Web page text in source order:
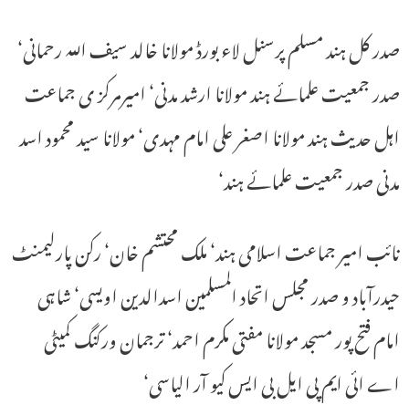
صدر کل ہند مسلم پرسنل لاء بورڈ مولانا خالد سیف اللہ رحمانی‘
صدر جمعیت علمائے ہند مولانا ارشد مدنی‘ امیرمرکز ی جماعت
اہل حدیث ہند مولانا اصغر علی امام مہدی‘ مولانا سید محمود اسد
مدنی صدر جمعیت علمائے ہند‘
نائب امیر جماعت اسلامی ہند‘ ملک محتشم خان‘ رکن پارلیمنٹ
حیدرآباد و صدر مجلس اتحاد المسلمین اسدالدین اویسی‘ شاہی
امام فتح پور مسجد مولانا مفتی مکرم احمد‘ ترجمان ورکنگ کمیٹی
اے ائی ایم پی ایل بی ایس کیو آر الیاسی‘